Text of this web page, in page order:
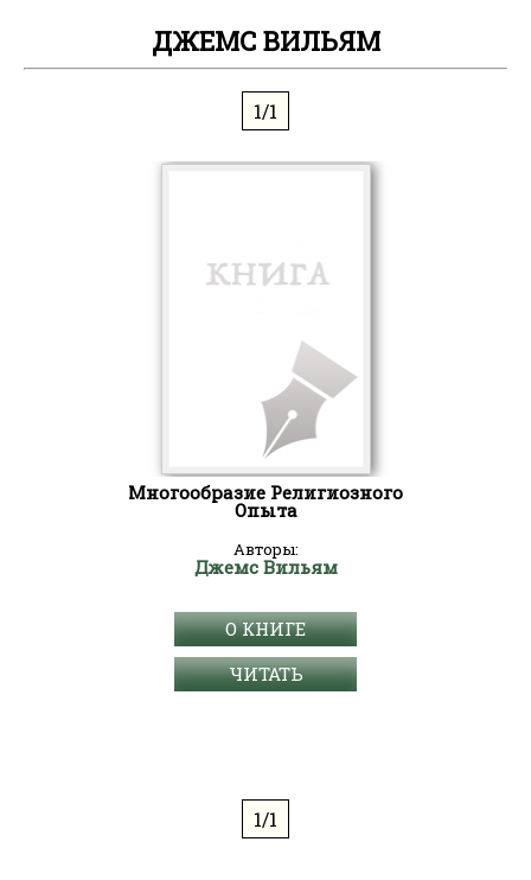
ДЖЕМС ВИЛЬЯМ
1/1
Многообразие Религиозного
Опыта
Авторы:
Джемс Вильям
О КНИГЕ
ЧИТАТЬ
1/1